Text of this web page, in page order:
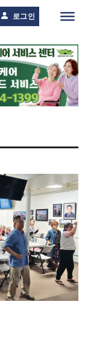
로그인